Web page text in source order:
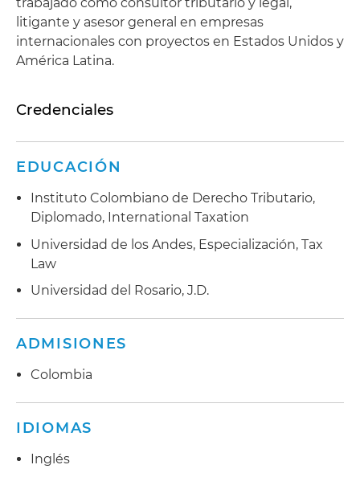
litigante y asesor general en empresas
internacionales con proyectos en Estados Unidos y
América Latina.
Credenciales
EDUCACIÓN
Instituto Colombiano de Derecho Tributario,
Diplomado, International Taxation
Universidad de los Andes, Especialización, Tax
Law
Universidad del Rosario, J.D.
ADMISIONES
Colombia
IDIOMAS
Inglés